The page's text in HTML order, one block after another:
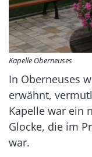
Kapelle Oberneuses
In Oberneuses
erwähnt,
Kapelle war ein
Glocke, die im
war.